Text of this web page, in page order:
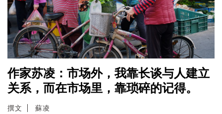
作家苏凌：市场外，我靠长谈与人建立
关系，而在市场里，靠琐碎的记得。
撰文 蘇凌